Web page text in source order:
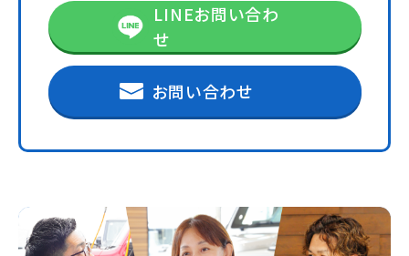
LINEお問い合わ
せ
お問い合わせ